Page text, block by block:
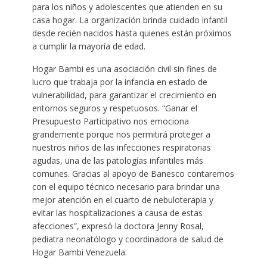
para los niños y adolescentes que atienden en su
casa hogar. La organización brinda cuidado infantil
desde recién nacidos hasta quienes están próximos
a cumplir la mayoría de edad.
Hogar Bambi es una asociación civil sin fines de
lucro que trabaja por la infancia en estado de
vulnerabilidad, para garantizar el crecimiento en
entornos seguros y respetuosos. “Ganar el
Presupuesto Participativo nos emociona
grandemente porque nos permitirá proteger a
nuestros niños de las infecciones respiratorias
agudas, una de las patologías infantiles más
comunes. Gracias al apoyo de Banesco contaremos
con el equipo técnico necesario para brindar una
mejor atención en el cuarto de nebuloterapia y
evitar las hospitalizaciones a causa de estas
afecciones”, expresó la doctora Jenny Rosal,
pediatra neonatólogo y coordinadora de salud de
Hogar Bambi Venezuela.